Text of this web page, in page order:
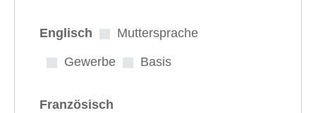
Englisch Muttersprache
Gewerbe Basis
Französisch